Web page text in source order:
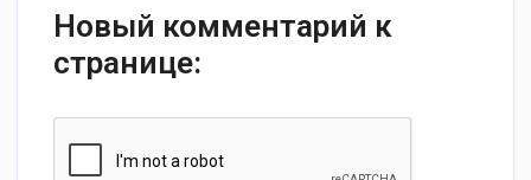
Новый комментарий к
странице: